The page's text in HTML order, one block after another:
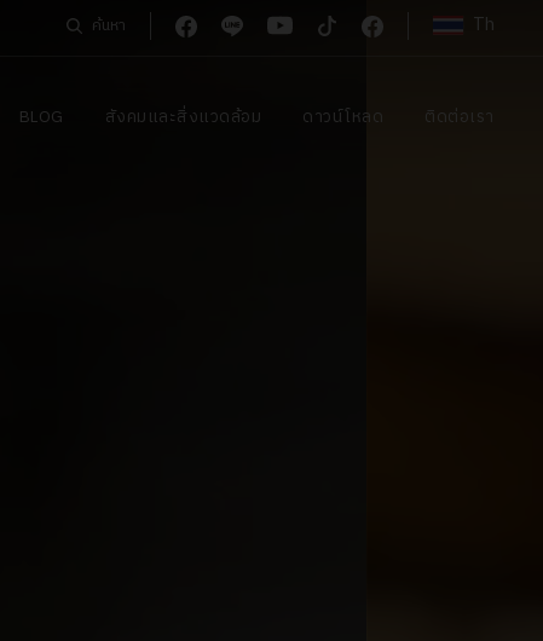
ค้นหา Th
BLOG สังคมและสิ่งแวดล้อม ดาวน์โหลด ติดต่อเรา